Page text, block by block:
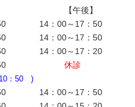
午後】
14：00～17：50
14：00～17：50
14：00～17：20
11：50休診
：50 )
14：00～17：50